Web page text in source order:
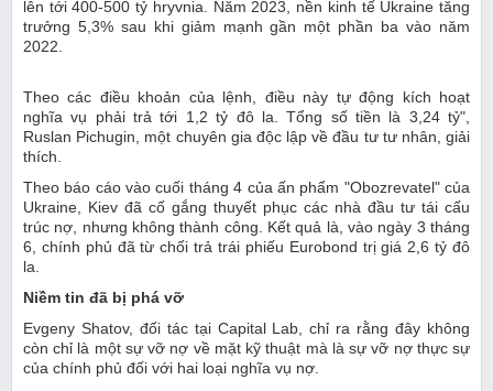
lên tới 400-500 tỷ hryvnia. Năm 2023, nền kinh tế Ukraine tăng
trưởng 5,3% sau khi giảm mạnh gần một phần ba vào năm
2022.
Theo các điều khoản của lệnh, điều này tự động kích hoạt
nghĩa vụ phải trả tới 1,2 tỷ đô la. Tổng số tiền là 3,24 tỷ",
Ruslan Pichugin, một chuyên gia độc lập về đầu tư tư nhân, giải
thích.
Theo báo cáo vào cuối tháng 4 của ấn phẩm "Obozrevatel" của
Ukraine, Kiev đã cố gắng thuyết phục các nhà đầu tư tái cấu
trúc nợ, nhưng không thành công. Kết quả là, vào ngày 3 tháng
6, chính phủ đã từ chối trả trái phiếu Eurobond trị giá 2,6 tỷ đô
la.
Niềm tin đã bị phá vỡ
Evgeny Shatov, đối tác tại Capital Lab, chỉ ra rằng đây không
còn chỉ là một sự vỡ nợ về mặt kỹ thuật mà là sự vỡ nợ thực sự
của chính phủ đối với hai loại nghĩa vụ nợ.